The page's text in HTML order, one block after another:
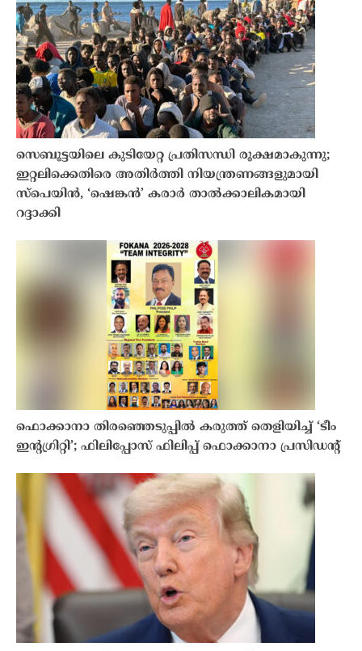
സെബൂട്ടയിലെ കുടിയേറ്റ പ്രതിസന്ധി രൂക്ഷമാകുന്നു;
ഇറ്റലിക്കെതിരെ അതിർത്തി നിയന്ത്രണങ്ങളുമായി
സ്പെയിൻ, ‘ഷെങ്കൻ’ കരാർ താൽക്കാലികമായി
റദ്ദാക്കി
ഫൊക്കാനാ തിരഞ്ഞെടുപ്പിൽ കരുത്ത് തെളിയിച്ച് ‘ടീം
ഇൻ്റഗ്രിറ്റി’; ഫിലിപ്പോസ് ഫിലിപ്പ് ഫൊക്കാനാ പ്രസിഡൻ്റ്